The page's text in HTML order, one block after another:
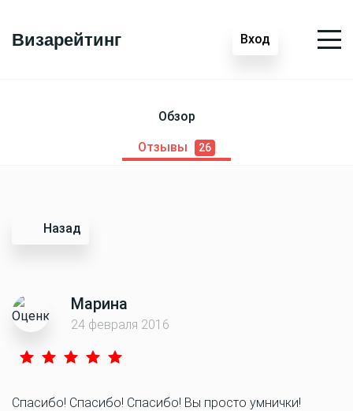
Визарейтинг Вход
Обзор
Отзывы 26
Назад
Марина
24 февраля 2016
Спасибо! Спасибо! Спасибо! Вы просто умнички!